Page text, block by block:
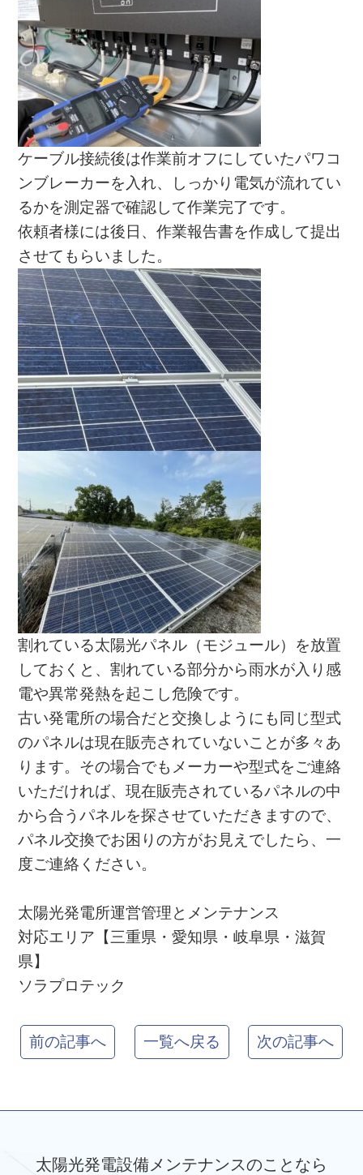
ケーブル接続後は作業前オフにしていたパワコ
ンブレーカーを入れ、しっかり電気が流れてい
るかを測定器で確認して作業完了です。
依頼者様には後日、作業報告書を作成して提出
させてもらいました。
割れている太陽光パネル（モジュール）を放置
しておくと、割れている部分から雨水が入り感
電や異常発熱を起こし危険です。
古い発電所の場合だと交換しようにも同じ型式
のパネルは現在販売されていないことが多々あ
ります。その場合でもメーカーや型式をご連絡
いただければ、現在販売されているパネルの中
から合うパネルを探させていただきますので、
パネル交換でお困りの方がお見えでしたら、一
度ご連絡ください。
太陽光発電所運営管理とメンテナンス
対応エリア【三重県・愛知県・岐阜県・滋賀
県】
ソラプロテック
前の記事へ 一覧へ戻る 次の記事へ
太陽光発電設備メンテナンスのことなら